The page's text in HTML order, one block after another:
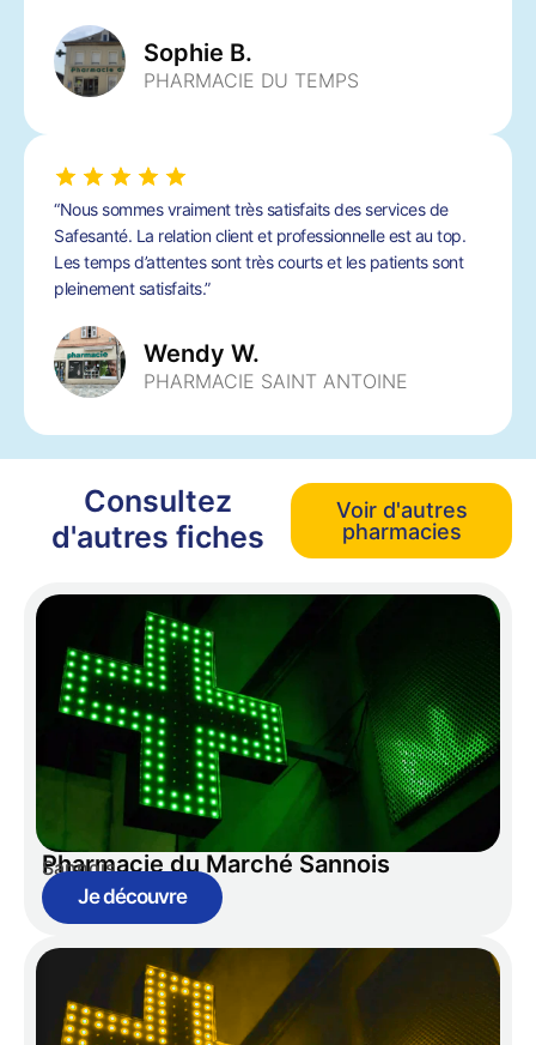
Sophie B.
PHARMACIE DU TEMPS
“Nous sommes vraiment très satisfaits des services de
Safesanté. La relation client et professionnelle est au top.
Les temps d’attentes sont très courts et les patients sont
pleinement satisfaits.”
Wendy W.
PHARMACIE SAINT ANTOINE
Consultez
d'autres fiches
Voir d'autres
pharmacies
Pharmacie du Marché Sannois
Sannois
Je découvre